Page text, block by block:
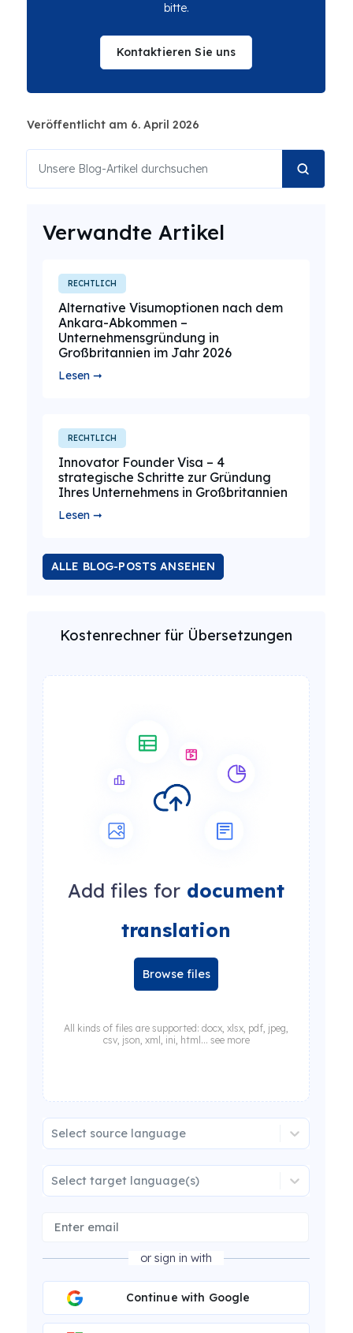
bitte.
Kontaktieren Sie uns
Veröffentlicht am 6. April 2026
Verwandte Artikel
RECHTLICH
Alternative Visumoptionen nach dem
Ankara-Abkommen –
Unternehmensgründung in
Großbritannien im Jahr 2026
Lesen ➞
RECHTLICH
Innovator Founder Visa – 4
strategische Schritte zur Gründung
Ihres Unternehmens in Großbritannien
Lesen ➞
ALLE BLOG-POSTS ANSEHEN
Kostenrechner für Übersetzungen
Add files for document
translation
Browse files
All kinds of files are supported: docx, xlsx, pdf, jpeg,
csv, json, xml, ini, html... see more
Select source language
Select target language(s)
or sign in with
Continue with Google